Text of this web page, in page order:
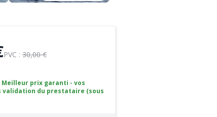
PVC :30,00 €
prix garanti - vos
validation du prestataire (sous